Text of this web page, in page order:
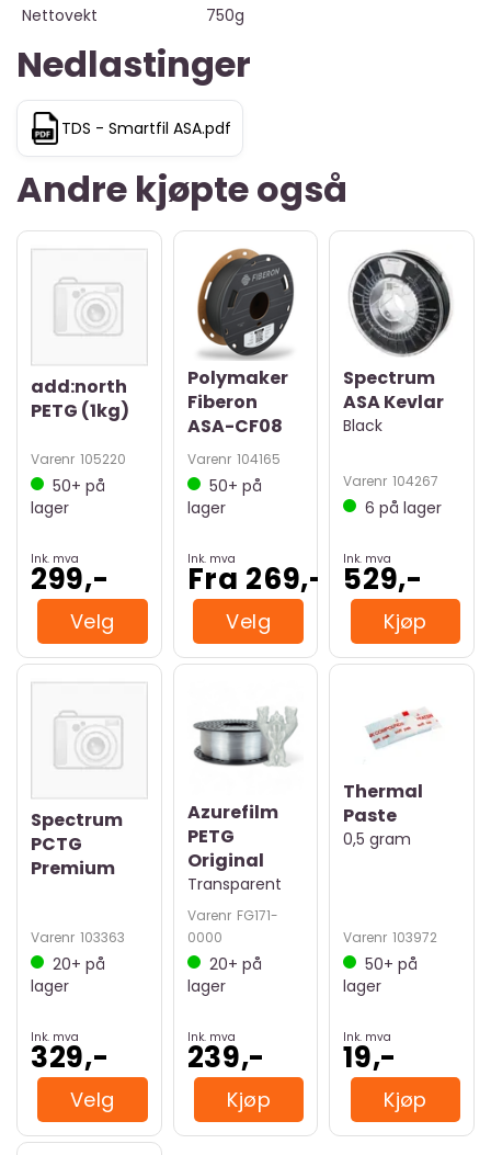
Nettovekt
750g
Nedlastinger
TDS - Smartfil ASA.pdf
Andre kjøpte også
add:north
PETG (1kg)
Varenr 105220
50+ på
lager
Ink. mva
299,-
Velg
Polymaker
Fiberon
ASA-CF08
Varenr 104165
50+ på
lager
Ink. mva
Fra 269,-
Velg
Spectrum
ASA Kevlar
Black
Varenr 104267
6 på lager
Ink. mva
529,-
Kjøp
Spectrum
PCTG
Premium
Varenr 103363
20+ på
lager
Ink. mva
329,-
Velg
Azurefilm
PETG
Original
Transparent
Varenr FG171-
0000
20+ på
lager
Ink. mva
239,-
Kjøp
Thermal
Paste
0,5 gram
Varenr 103972
50+ på
lager
Ink. mva
19,-
Kjøp